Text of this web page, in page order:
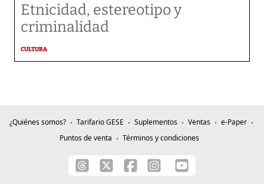
Etnicidad, estereotipo y
criminalidad
CULTURA
¿Quiénes somos? Tarifario GESE Suplementos Ventas
e-Paper
Puntos de venta
Términos y condiciones